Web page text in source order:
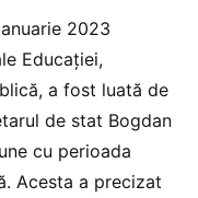
2023
Educației,
a fost luată de
de stat Bogdan
cu perioada
Acesta a precizat